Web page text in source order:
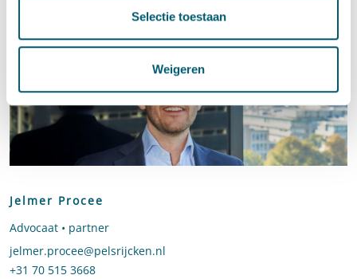
Selectie toestaan
Weigeren
Jelmer Procee
Advocaat • partner
Stuur een e-mail naar Jelmer Procee
jelmer.procee@pelsrijcken.nl
Bel naar Jelmer Procee
+31 70 515 3668